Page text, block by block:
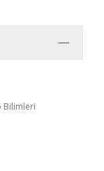
Bilimleri